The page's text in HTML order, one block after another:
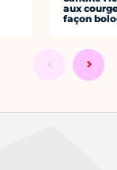
aux
façon